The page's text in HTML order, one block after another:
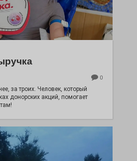
0
за троих. Человек, который
донорских акций, помогает